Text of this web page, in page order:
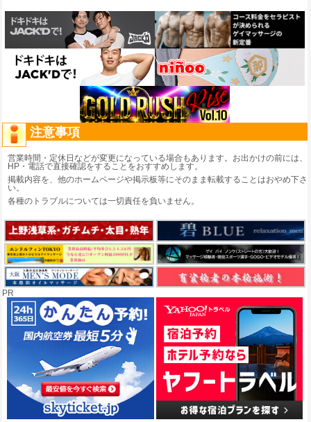
注意事項
営業時間・定休日などが変更になっている場合もあります。お出かけの前には、
HP・電話で直接確認をすることをおすすめします。
掲載内容を、他のホームページや掲示板等にそのまま転載することはおやめ下さ
い。
各種のトラブルについては一切責任を負いません。
PR